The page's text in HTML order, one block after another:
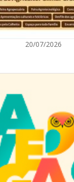
20/07/2026